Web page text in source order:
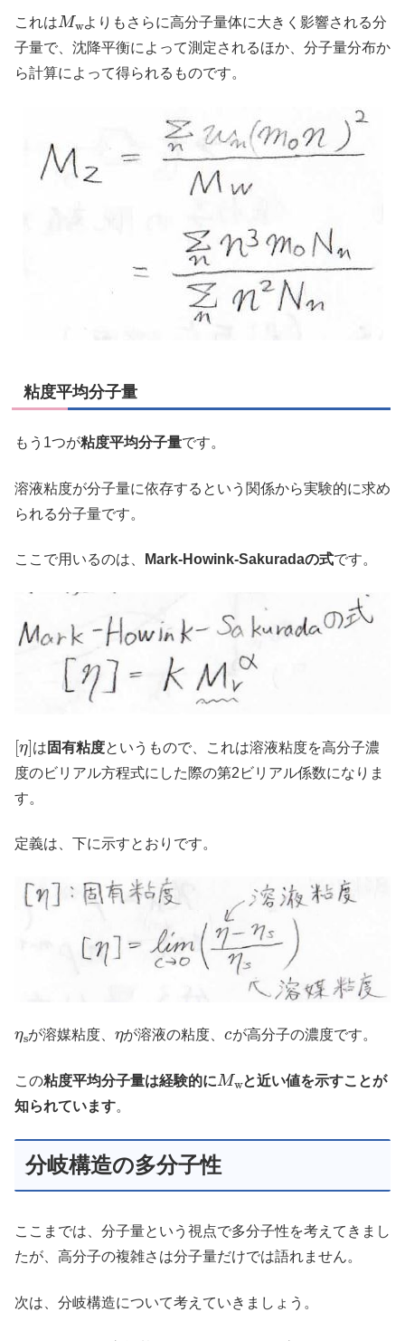
これは
Mw
よりもさらに高分子量体に大きく影響される分
子量で、沈降平衡によって測定されるほか、分子量分布か
ら計算によって得られるものです。
粘度平均分子量
もう1つが粘度平均分子量です。
溶液粘度が分子量に依存するという関係から実験的に求め
られる分子量です。
ここで用いるのは、 Mark-Howink-Sakuradaの式です。
[ η]
は 固有粘度というもので、これは溶液粘度を高分子濃
度のビリアル方程式にした際の第2ビリアル係数になりま
す。
定義は、下に示すとおりです。
s
が溶媒粘度、 が溶液の粘度、 が高分子の濃度です。
この粘度平均分子量は経験的に
Mw
と近い値を示すことが
知られています。
分岐構造の多分子性
ここまでは、分子量という視点で多分子性を考えてきまし
たが、高分子の複雑さは分子量だけでは語れません。
次は、分岐構造について考えていきましょう。